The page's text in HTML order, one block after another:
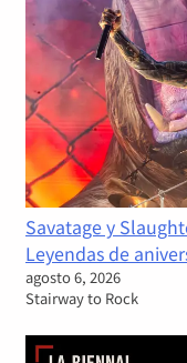
Savatage y
Leyendas de
agosto 6, 2026
Stairway to Rock